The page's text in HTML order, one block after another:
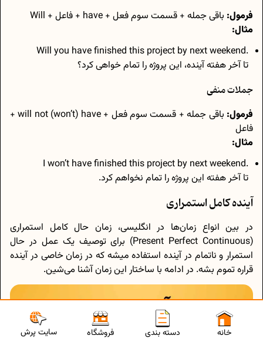
فرمول: باقی جمله + قسمت سوم فعل + have + فاعل + Will
مثال:
.Will you have finished this project by next weekend
تا آخر هفته‌ آينده، این پروژه را تمام خواهی کرد؟
جملات منفی
فرمول:
باقی جمله + قسمت سوم فعل + will not (won’t) have +
فاعل
مثال:
.I won’t have finished this project by next weekend
تا آخر هفته این پروژه را تمام نخواهم کرد.
آینده کامل استمراری
در بین انواع زمان‌ها در انگلیسی، زمان حال کامل استمراری
(Present Perfect Continuous) برای توصیف یک عمل در حال
استمرار و ناتمام در آینده استفاده میشه که در زمان خاصی در آینده
قراره تموم بشه. در ادامه با ساختار این زمان آشنا می‌شین.
سایت پرش فروشگاه دسته بندی خانه